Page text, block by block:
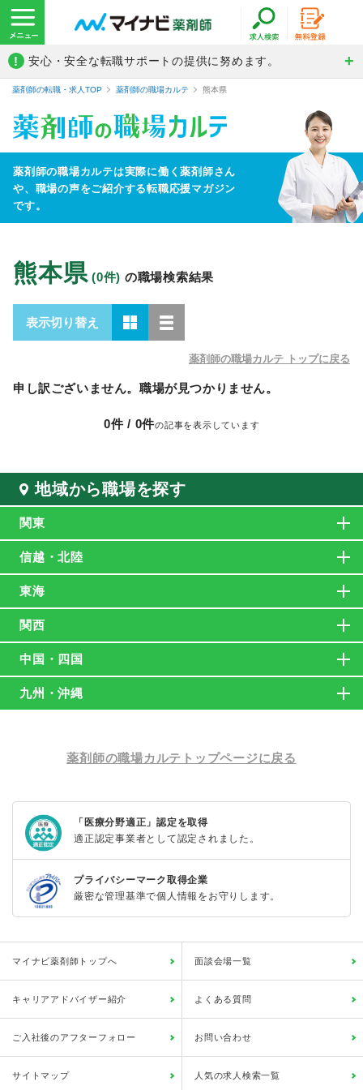
! 安心・安全な転職サポートの提供に努めます。
薬剤師の転職・求人TOP 薬剤師の職場カルテ 熊本県
薬剤師の職場カルテは実際に働く薬剤師さん
や、 職場の声をご紹介する転職応援マガジン
です。
熊本県 (0件) の職場検索結果
表示切り替え
薬剤師の職場カルテ トップに戻る
申し訳ございません。職場が見つかりません。
0件 / 0件の記事を表示しています
地域から職場を探す
関東
信越・北陸
東海
関西
中国・四国
九州・沖縄
薬剤師の職場カルテトップページに戻る
「医療分野適正」認定を取得
適正認定事業者として認定されました。
プライバシーマーク取得企業
厳密な管理基準で個人情報をお守りします。
マイナビ薬剤師トップへ 面談会場一覧
キャリアアドバイザー紹介 よくある質問
ご入社後のアフターフォロー お問い合わせ
サイトマップ 人気の求人検索一覧